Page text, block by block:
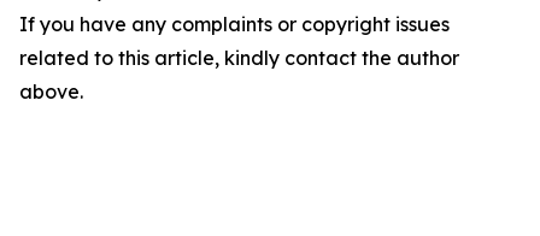
If you have any complaints or copyright issues
related to this article, kindly contact the author
above.